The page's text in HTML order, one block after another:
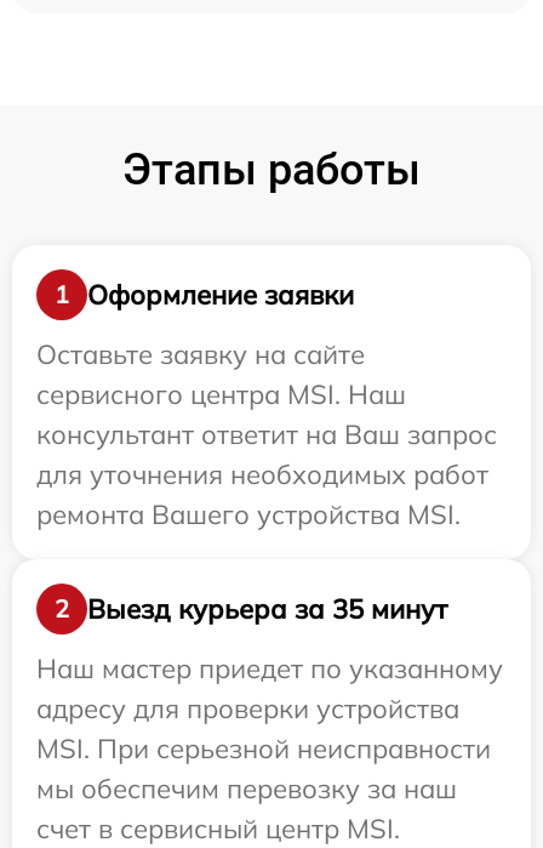
Этапы работы
1
Оформление заявки
Оставьте заявку на сайте
сервисного центра MSI. Наш
консультант ответит на Ваш запрос
для уточнения необходимых работ
ремонта Вашего устройства MSI.
2
Выезд курьера за 35 минут
Наш мастер приедет по указанному
адресу для проверки устройства
MSI. При серьезной неисправности
мы обеспечим перевозку за наш
счет в сервисный центр MSI.